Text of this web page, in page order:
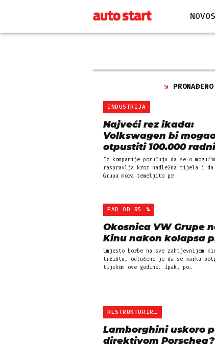
INDUSTRIJA
Najveći rez ikada:
Volkswagen bi
otpustiti 100.000
Iz kompanije poručuju da se o
raspravlja kroz nadležna tijela i
Grupa mora temeljito pr…
PAD OD 95 %
Okosnica VW Grupe
Kinu nakon kolapsa
Umjesto borbe na sve zahtjevnijem
tržištu, odlučeno je da se marka
tijekom ove godine. Ipak, po…
RESTRUKTURIRANJE
Lamborghini uskoro
direktivom Porschea?